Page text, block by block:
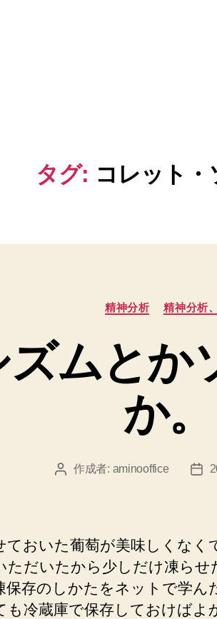
タグ: コレット・
カ
テ
リ
ー
精神分析 精神分析
ムとか
か。
投 作成者: aminooffice
投
ておいた葡萄が美味しくなく
ただいたから少しだけ凍らせ
保存のしかたをネットで学ん
も冷蔵庫で保存しておけばよ